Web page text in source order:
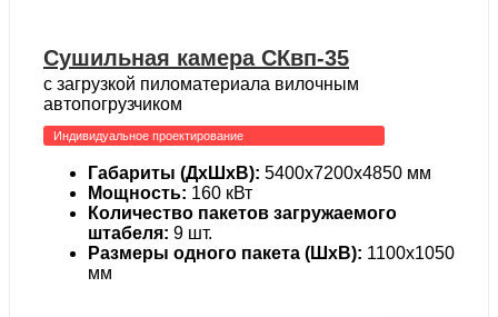
Сушильная камера СКвп-35
с загрузкой пиломатериала вилочным
автопогрузчиком
Индивидуальное проектирование
Габариты (ДхШхВ): 5400х7200х4850 мм
Мощность: 160 кВт
Количество пакетов загружаемого
штабеля: 9 шт.
Размеры одного пакета (ШхВ): 1100х1050
мм